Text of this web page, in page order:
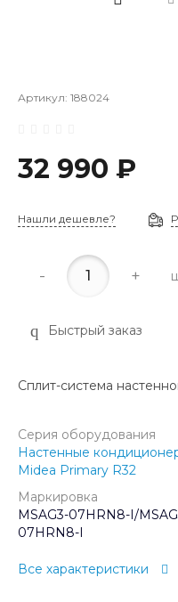
Артикул: 188024
32 990 ₽
Нашли дешевле?
- +
Быстрый заказ
Сплит-система
Серия оборудования
Настенные
Midea Primary R32
Маркировка
MSAG3-07HRN8-I/
07HRN8-I
Все характеристики